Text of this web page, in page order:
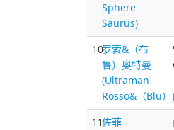
Sphere
Saurus)
10罗索&（布
鲁）奥特曼
(Ultraman
Rosso&（Blu）)
11佐菲